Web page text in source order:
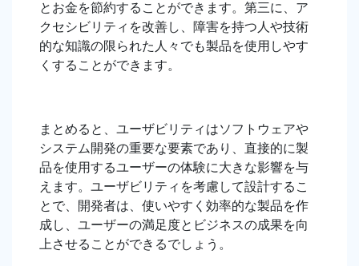
とお金を節約することができます。第三に、ア
クセシビリティを改善し、障害を持つ人や技術
的な知識の限られた人々でも製品を使用しやす
くすることができます。
まとめると、ユーザビリティはソフトウェアや
システム開発の重要な要素であり、直接的に製
品を使用するユーザーの体験に大きな影響を与
えます。ユーザビリティを考慮して設計するこ
とで、開発者は、使いやすく効率的な製品を作
成し、ユーザーの満足度とビジネスの成果を向
上させることができるでしょう。